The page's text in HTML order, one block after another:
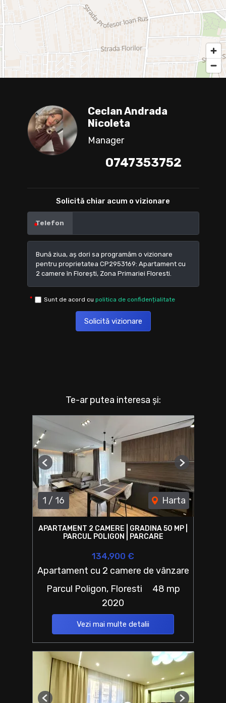
Ceclan Andrada
Nicoleta
Manager
0747353752
Solicită chiar acum o vizionare
Telefon
Sunt de acord cu politica de confidențialitate
Solicită vizionare
Te-ar putea interesa și:
1 / 16 Harta
Previous Next
APARTAMENT 2 CAMERE | GRADINA 50 MP |
PARCUL POLIGON | PARCARE
134,900 €
Apartament cu 2 camere de vânzare
Parcul Poligon, Floresti
48 mp
2020
Vezi mai multe detalii